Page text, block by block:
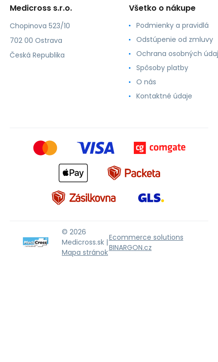
Medicross s.r.o.
Chopinova 523/10
702 00 Ostrava
Česká Republika
Všetko o nákupe
Podmienky a pravidlá
Odstúpenie od zmluvy
Ochrana osobných
Spôsoby platby
O nás
Kontaktné údaje
© 2026
Medicross.sk |
Mapa stránok
Ecommerce solutions
BINARGON.cz